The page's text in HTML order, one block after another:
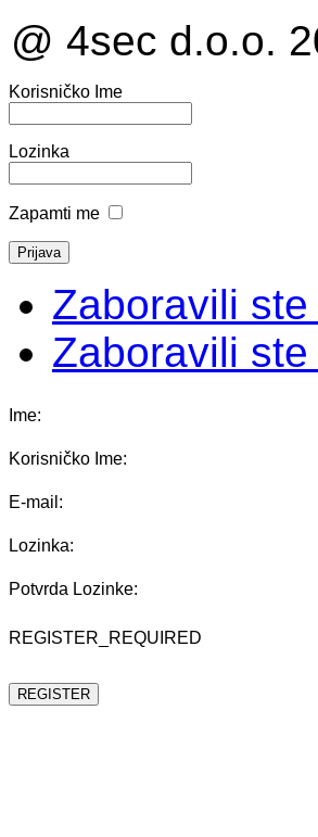
@ 4sec d.o.o.
Korisničko Ime
Lozinka
Zapamti me
Zaboravili
Zaboravili
Ime:
Korisničko Ime:
E-mail:
Lozinka:
Potvrda Lozinke:
REGISTER_REQUIRED
REGISTER